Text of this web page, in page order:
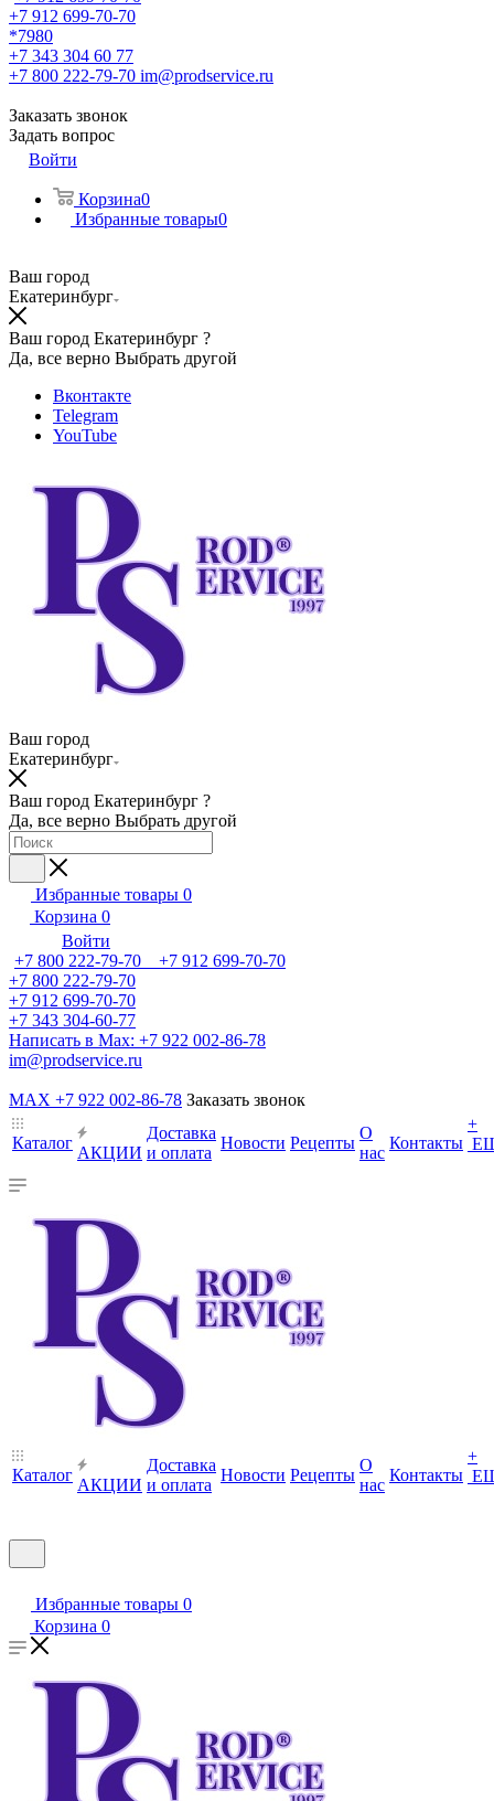
+7 912 699-70-70
*7980
+7 343 304 60 77
+7 800 222-79-70 im@prodservice.ru
Заказать звонок
Задать вопрос
Войти
Корзина0
Избранные товары0
Ваш город
Екатеринбург
Ваш город Екатеринбург ?
Да, все верно Выбрать другой
Вконтакте
Telegram
YouTube
Ваш город
Екатеринбург
Ваш город Екатеринбург ?
Да, все верно Выбрать другой
Избранные товары 0
Корзина 0
Войти
+7 800 222-79-70 +7 912 699-70-70
+7 800 222-79-70
+7 912 699-70-70
+7 343 304-60-77
Написать в Max: +7 922 002-86-78
im@prodservice.ru
MAX +7 922 002-86-78 Заказать звонок
Каталог
АКЦИИ
Доставка
и оплата
Новости Рецепты
О
нас
Контакты
+
Каталог
АКЦИИ
Доставка
и оплата
Новости Рецепты
О
нас
Контакты
+
Избранные товары 0
Корзина 0